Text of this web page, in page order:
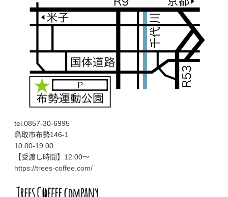
tel.0857-30-6995
鳥取市布勢146-1
10:00-19:00
【受渡し時間】12:00〜
https://trees-coffee.com/